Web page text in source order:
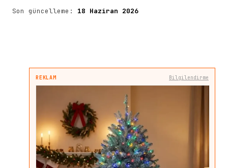
Son güncelleme: 18 Haziran 2026
REKLAM Bilgilendirme